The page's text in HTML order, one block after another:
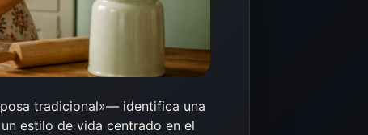
tradicional»— identifica una
estilo de vida centrado en el